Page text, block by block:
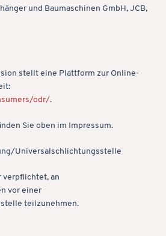
und Baumaschinen GmbH, JCB,
stellt eine Plattform zur Online-
odr/.
Sie oben im Impressum.
Universal­schlichtungs­stelle
verpflichtet, an
vor einer
teilzunehmen.